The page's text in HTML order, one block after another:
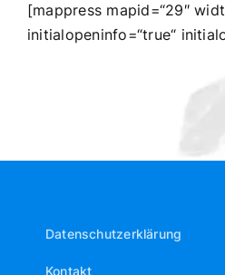
[mappress mapid=“29″
initialopeninfo=“true“
Datenschutzerklärung
Kontakt